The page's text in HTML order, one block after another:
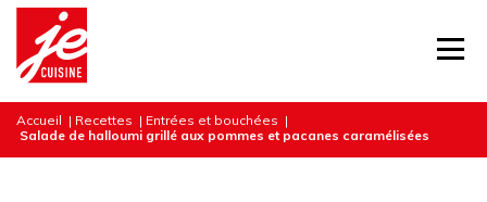
Accueil | Recettes | Entrées et bouchées |
Salade de halloumi grillé aux pommes et pacanes caramélisées